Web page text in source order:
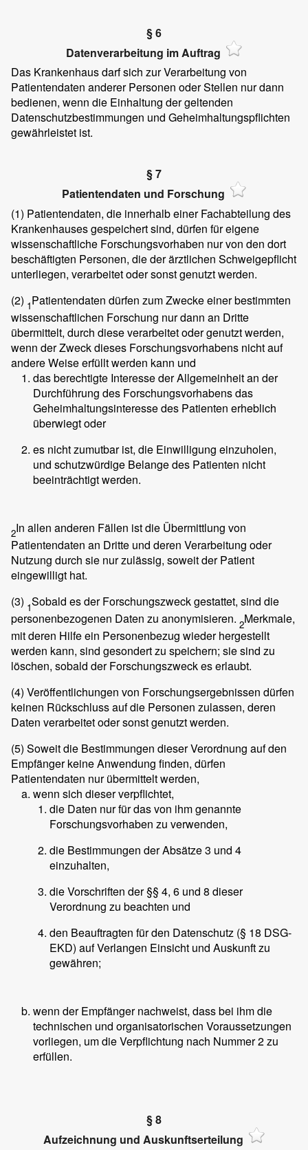
§ 6
Datenverarbeitung im Auftrag
Das Krankenhaus darf sich zur Verarbeitung von
Patientendaten anderer Personen oder Stellen nur dann
bedienen, wenn die Einhaltung der geltenden
Datenschutzbestimmungen und Geheimhaltungspflichten
gewährleistet ist.
§ 7
Patientendaten und Forschung
(1) Patientendaten, die innerhalb einer Fachabteilung des
Krankenhauses gespeichert sind, dürfen für eigene
wissenschaftliche Forschungsvorhaben nur von den dort
beschäftigten Personen, die der ärztlichen Schweigepflicht
unterliegen, verarbeitet oder sonst genutzt werden.
(2) 1Patientendaten dürfen zum Zwecke einer bestimmten
wissenschaftlichen Forschung nur dann an Dritte
übermittelt, durch diese verarbeitet oder genutzt werden,
wenn der Zweck dieses Forschungsvorhabens nicht auf
andere Weise erfüllt werden kann und
das berechtigte Interesse der Allgemeinheit an der
Durchführung des Forschungsvorhabens das
Geheimhaltungsinteresse des Patienten erheblich
überwiegt oder
es nicht zumutbar ist, die Einwilligung einzuholen,
und schutzwürdige Belange des Patienten nicht
beeinträchtigt werden.
2In allen anderen Fällen ist die Übermittlung von
Patientendaten an Dritte und deren Verarbeitung oder
Nutzung durch sie nur zulässig, soweit der Patient
eingewilligt hat.
(3) 1Sobald es der Forschungszweck gestattet, sind die
personenbezogenen Daten zu anonymisieren. 2Merkmale,
mit deren Hilfe ein Personenbezug wieder hergestellt
werden kann, sind gesondert zu speichern; sie sind zu
löschen, sobald der Forschungszweck es erlaubt.
(4) Veröffentlichungen von Forschungsergebnissen dürfen
keinen Rückschluss auf die Personen zulassen, deren
Daten verarbeitet oder sonst genutzt werden.
(5) Soweit die Bestimmungen dieser Verordnung auf den
Empfänger keine Anwendung finden, dürfen
Patientendaten nur übermittelt werden,
wenn sich dieser verpflichtet,
die Daten nur für das von ihm genannte
Forschungsvorhaben zu verwenden,
die Bestimmungen der Absätze 3 und 4
einzuhalten,
die Vorschriften der §§ 4, 6 und 8 dieser
Verordnung zu beachten und
den Beauftragten für den Datenschutz (§ 18 DSG-
EKD) auf Verlangen Einsicht und Auskunft zu
gewähren;
wenn der Empfänger nachweist, dass bei ihm die
technischen und organisatorischen Voraussetzungen
vorliegen, um die Verpflichtung nach Nummer 2 zu
erfüllen.
§ 8
Aufzeichnung und Auskunftserteilung